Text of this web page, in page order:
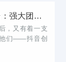
抖音创作服务平台：强大团队背后的秘密
，又有着一支
们——抖音创
是抖音创作服